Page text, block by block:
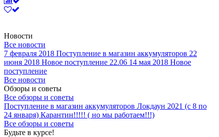
Новости
Все новости
7 февраля 2018 Поступление в магазин аккумуляторов 22
июня 2018 Новое поступление 22.06 14 мая 2018 Новое
поступление
Все новости
Обзоры и советы
Все обзоры и советы
Поступление в магазин аккумуляторов Локдаун 2021 (с 8 по
24 января) Карантин!!!!! ( но мы работаем!!!)
Все обзоры и советы
Будьте в курсе!